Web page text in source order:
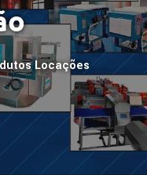
Locações